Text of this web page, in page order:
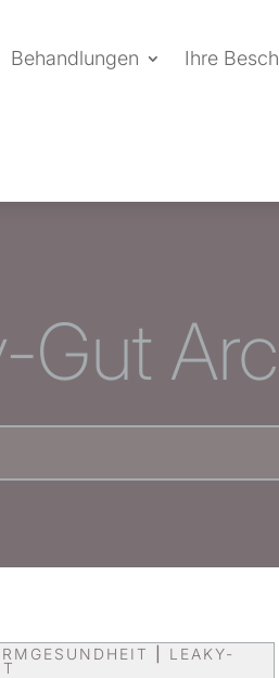
Behandlungen Ihre
Gut
LEAKY-